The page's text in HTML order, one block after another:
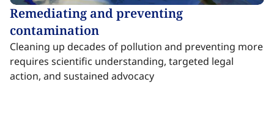
Remediating and preventing
contamination​​​​‌ ‍ ​‍​‍‌‍ ‌ ​‍‌‍‍‌‌‍‌ ‌‍‍‌‌‍ ‍​‍​‍​ ‍‍​‍​‍‌ ​ ‌‍​‌‌‍ ‍‌‍‍‌‌ ‌​‌ ‍‌​‍ ‍‌‍‍‌‌‍ ​‍​‍​‍ ​​‍​‍‌‍‍​‌ ​‍‌‍‌‌‌‍‌‍​‍​‍​ ‍‍​‍​‍‌‍‍​‌ ‌​‌ ‌​‌ ​​‌ ​ ​ ‍‍​‍ ​‍ ‌‍​ ‌‍ ‌‌ ​ ​‍ ‍‌‍ ‌‌‍​‌‌‍‍‌‌‍ ‍​‍ ‍​ ​‍​ ​​​ ​‍​ ‌​‌ ​‍‌‍‌‌‌‍‌​‌‍‌‌‌ ​ ‌‍‍‌‌‍‌ ‌‍ ‍​‍ ‍‌ ​‍‌‍‍‌‌ ‌‍‌‍‌‌‌ ​‍‌‍‍ ‌‍‌‌‌‍‌‌‌ ​​‌‍‌‌‌ ​‍​‍ ‍‌‍ ‌ ​‍‌‍‌ ​‍ ‌‍‍‌‌‍ ‍‌ ‌​‌‍‌‌‌‍ ‍‌ ‌​​‍ ‌‍‌‌‌‍‌​‌‍‍‌‌ ‌​​‍ ‌‍ ‌‌‍ ‌‍‌​‌‍‌‌​ ‌‌ ​​‌ ​‍‌‍‌‌‌ ​ ‌‍‌‌‌‍ ‍‌ ‌​‌‍​‌‌ ‌​‌‍‍‌‌‍ ‌‍ ‍​ ‍ ‌‍‍‌‌‍‌​​ ‌​ ‍‌​ ​​‌‍‌‌​ ‌​​ ​​‌‍​‍​ ​‍​ ​‌​‍ ‌​ ​‌‌‍‌​‌‍‌‌​ ‍‌​‍ ‌​ ‌​​ ‌ ​ ​‍‌‍​ ​‍ ‌​ ‍‌‌‍​ ​ ‌‌​ ​​​‍ ‌​ ​ ​ ​ ‌‍​ ‌‍‌​‌‍‌‍‌‍‌​‌‍​ ​ ​​‌‍‌‍‌‍​ ​ ‌ ​ ​‍​ ‍ ‌ ‌​‌ ‍‌‌ ​​‌‍‌‌​ ‌‌‍​ ‌‍​‌‌‍ ‌‌ ​​‌‍​‌‌‍‍‌‌‍‌ ‌‍ ‍​ ‍ ‌ ​​‌‍​‌‌ ‌​‌‍‍​​ ‌‌ ‌​‌‍‍‌‌ ‌​‌‍ ​‌‍‌‌​ ‌‍​‍‌‍​‌‌ ​ ‌‍‌‌‌‌‌‌‌ ​‍‌‍ ​​ ‌‌‍‍​‌ ‌​‌ ‌​‌ ​​‌ ​ ​‍‌‌​ ​ ‌​​‌​‍‌‌​ ​‍‌​‌‍​‍‌‌​ ​‍‌​‌‍‌‍​ ‌‍ ‌‌ ​ ​‍ ‍‌‍ ‌‌‍​‌‌‍‍‌‌‍ ‍​‍ ‍​ ​‍​ ​​​ ​‍​ ‌​‌ ​‍‌‍‌‌‌‍‌​‌‍‌‌‌ ​ ‌‍‍‌‌‍‌ ‌‍ ‍​‍ ‍‌ ​‍‌‍‍‌‌ ‌‍‌‍‌‌‌ ​‍‌‍‍ ‌‍‌‌‌‍‌‌‌ ​​‌‍‌‌‌ ​‍​‍ ‍‌‍ ‌ ​‍‌‍‌ ​‍‌‍‌‍‍‌‌‍‌​​ ‌​ ‍‌​ ​​‌‍‌‌​ ‌​​ ​​‌‍​‍​ ​‍​ ​‌​‍ ‌​ ​‌‌‍‌​‌‍‌‌​ ‍‌​‍ ‌​ ‌​​ ‌ ​ ​‍‌‍​ ​‍ ‌​ ‍‌‌‍​ ​ ‌‌​ ​​​‍ ‌​ ​ ​ ​ ‌‍​ ‌‍‌​‌‍‌‍‌‍‌​‌‍​ ​ ​​‌‍‌‍‌‍​ ​ ‌ ​ ​‍​‍‌‍‌ ‌​‌ ‍‌‌ ​​‌‍‌‌​ ‌‌‍​ ‌‍​‌‌‍ ‌‌ ​​‌‍​‌‌‍‍‌‌‍‌ ‌‍ ‍​‍‌‍‌ ​​‌‍​‌‌ ‌​‌‍‍​​ ‌‌ ‌​‌‍‍‌‌ ‌​‌‍ ​‌‍‌‌​‍‌‍‌ ​​‌‍‌‌‌ ​‍‌ ​ ‌ ​​‌‍‌‌‌‍​ ‌ ‌​‌‍‍‌‌ ‌‍‌‍‌‌​ ‌‌ ​​‌ ‌‌‌‍​‍‌‍ ​‌‍‍‌‌ ​ ‌‍‍​‌‍‌‌‌‍‌​​‍​‍‌ ‌
Cleaning up decades of pollution and preventing more
requires scientific understanding, targeted legal
action, and sustained advocacy​​​​‌ ‍ ​‍​‍‌‍ ‌ ​‍‌‍‍‌‌‍‌ ‌‍‍‌‌‍ ‍​‍​‍​ ‍‍​‍​‍‌ ​ ‌‍​‌‌‍ ‍‌‍‍‌‌ ‌​‌ ‍‌​‍ ‍‌‍‍‌‌‍ ​‍​‍​‍ ​​‍​‍‌‍‍​‌ ​‍‌‍‌‌‌‍‌‍​‍​‍​ ‍‍​‍​‍‌‍‍​‌ ‌​‌ ‌​‌ ​​‌ ​ ​ ‍‍​‍ ​‍ ‌‍​ ‌‍ ‌‌ ​ ​‍ ‍‌‍ ‌‌‍​‌‌‍‍‌‌‍ ‍​‍ ‍​ ​‍​ ​​​ ​‍​ ‌​‌ ​‍‌‍‌‌‌‍‌​‌‍‌‌‌ ​ ‌‍‍‌‌‍‌ ‌‍ ‍​‍ ‍‌ ​‍‌‍‍‌‌ ‌‍‌‍‌‌‌ ​‍‌‍‍ ‌‍‌‌‌‍‌‌‌ ​​‌‍‌‌‌ ​‍​‍ ‍‌‍ ‌ ​‍‌‍‌ ​‍ ‌‍‍‌‌‍ ‍‌ ‌​‌‍‌‌‌‍ ‍‌ ‌​​‍ ‌‍‌‌‌‍‌​‌‍‍‌‌ ‌​​‍ ‌‍ ‌‌‍ ‌‍‌​‌‍‌‌​ ‌‌ ​​‌ ​‍‌‍‌‌‌ ​ ‌‍‌‌‌‍ ‍‌ ‌​‌‍​‌‌ ‌​‌‍‍‌‌‍ ‌‍ ‍​ ‍ ‌‍‍‌‌‍‌​​ ‌​ ‍‌​ ​​‌‍‌‌​ ‌​​ ​​‌‍​‍​ ​‍​ ​‌​‍ ‌​ ​‌‌‍‌​‌‍‌‌​ ‍‌​‍ ‌​ ‌​​ ‌ ​ ​‍‌‍​ ​‍ ‌​ ‍‌‌‍​ ​ ‌‌​ ​​​‍ ‌​ ​ ​ ​ ‌‍​ ‌‍‌​‌‍‌‍‌‍‌​‌‍​ ​ ​​‌‍‌‍‌‍​ ​ ‌ ​ ​‍​ ‍ ‌ ‌​‌ ‍‌‌ ​​‌‍‌‌​ ‌‌‍​ ‌‍​‌‌‍ ‌‌ ​​‌‍​‌‌‍‍‌‌‍‌ ‌‍ ‍​ ‍ ‌ ​​‌‍​‌‌ ‌​‌‍‍​​ ‌‌ ​ ‌‍‍​‌‍ ‌ ​‍‌ ‌​‌​‌​‌‍‌‌‌ ​ ‌‍​ ‌ ​‍‌‍‍‌‌ ​​‌ ‌​‌‍‍‌‌‍ ‌‍ ‍​ ‌‍​‍‌‍​‌‌ ​ ‌‍‌‌‌‌‌‌‌ ​‍‌‍ ​​ ‌‌‍‍​‌ ‌​‌ ‌​‌ ​​‌ ​ ​‍‌‌​ ​ ‌​​‌​‍‌‌​ ​‍‌​‌‍​‍‌‌​ ​‍‌​‌‍‌‍​ ‌‍ ‌‌ ​ ​‍ ‍‌‍ ‌‌‍​‌‌‍‍‌‌‍ ‍​‍ ‍​ ​‍​ ​​​ ​‍​ ‌​‌ ​‍‌‍‌‌‌‍‌​‌‍‌‌‌ ​ ‌‍‍‌‌‍‌ ‌‍ ‍​‍ ‍‌ ​‍‌‍‍‌‌ ‌‍‌‍‌‌‌ ​‍‌‍‍ ‌‍‌‌‌‍‌‌‌ ​​‌‍‌‌‌ ​‍​‍ ‍‌‍ ‌ ​‍‌‍‌ ​‍‌‍‌‍‍‌‌‍‌​​ ‌​ ‍‌​ ​​‌‍‌‌​ ‌​​ ​​‌‍​‍​ ​‍​ ​‌​‍ ‌​ ​‌‌‍‌​‌‍‌‌​ ‍‌​‍ ‌​ ‌​​ ‌ ​ ​‍‌‍​ ​‍ ‌​ ‍‌‌‍​ ​ ‌‌​ ​​​‍ ‌​ ​ ​ ​ ‌‍​ ‌‍‌​‌‍‌‍‌‍‌​‌‍​ ​ ​​‌‍‌‍‌‍​ ​ ‌ ​ ​‍​‍‌‍‌ ‌​‌ ‍‌‌ ​​‌‍‌‌​ ‌‌‍​ ‌‍​‌‌‍ ‌‌ ​​‌‍​‌‌‍‍‌‌‍‌ ‌‍ ‍​‍‌‍‌ ​​‌‍​‌‌ ‌​‌‍‍​​ ‌‌ ​ ‌‍‍​‌‍ ‌ ​‍‌ ‌​‌​‌​‌‍‌‌‌ ​ ‌‍​ ‌ ​‍‌‍‍‌‌ ​​‌ ‌​‌‍‍‌‌‍ ‌‍ ‍​‍‌‍‌ ​​‌‍‌‌‌ ​‍‌ ​ ‌ ​​‌‍‌‌‌‍​ ‌ ‌​‌‍‍‌‌ ‌‍‌‍‌‌​ ‌‌ ​​‌ ‌‌‌‍​‍‌‍ ​‌‍‍‌‌ ​ ‌‍‍​‌‍‌‌‌‍‌​​‍​‍‌ ‌